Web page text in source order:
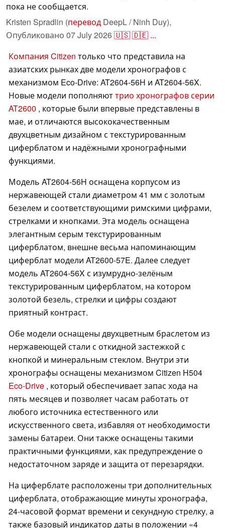
пока не сообщается.
Kristen Spradlin (перевод DeepL / Ninh Duy),
Опубликовано 07 July 2026🇺🇸🇩🇪 ...
Компания Citizen только что представила на
азиатских рынках две модели хронографов с
механизмом Eco-Drive: AT2604-56H и AT2604-56X.
Новые модели пополняюттрио хронографов серии
AT2600 , которые были впервые представлены в
мае, и отличаются высококачественным
двухцветным дизайном с текстурированным
циферблатом и надёжными хронографными
функциями.
Модель AT2604-56H оснащена корпусом из
нержавеющей стали диаметром 41 мм с золотым
безелем и соответствующими римскими цифрами,
стрелками и кнопками. Эта модель оснащена
элегантным серым текстурированным
циферблатом, внешне весьма напоминающим
циферблат модели AT2600-57E. Далее следует
модель AT2604-56X с изумрудно-зелёным
текстурированным циферблатом, на котором
золотой безель, стрелки и цифры создают
приятный контраст.
Обе модели оснащены двухцветным браслетом из
нержавеющей стали с откидной застежкой с
кнопкой и минеральным стеклом. Внутри эти
хронографы оснащены механизмом Citizen H504
Eco-Drive , который обеспечивает запас хода на
пять месяцев и позволяет часам работать от
любого источника естественного или
искусственного света, избавляя от необходимости
замены батареи. Они также оснащены такими
практичными функциями, как предупреждение о
недостаточном заряде и защита от перезарядки.
На циферблате расположены три дополнительных
циферблата, отображающие минуты хронографа,
24-часовой формат времени и секундную стрелку, а
также базовый индикатор даты в положении «4